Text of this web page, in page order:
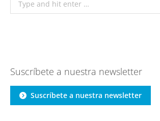
Suscríbete a nuestra newsletter
Suscríbete a nuestra newsletter